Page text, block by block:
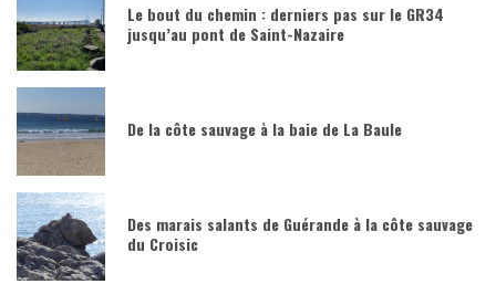
Le bout du chemin : derniers pas sur le GR34
jusqu’au pont de Saint-Nazaire
De la côte sauvage à la baie de La Baule
Des marais salants de Guérande à la côte sauvage
du Croisic